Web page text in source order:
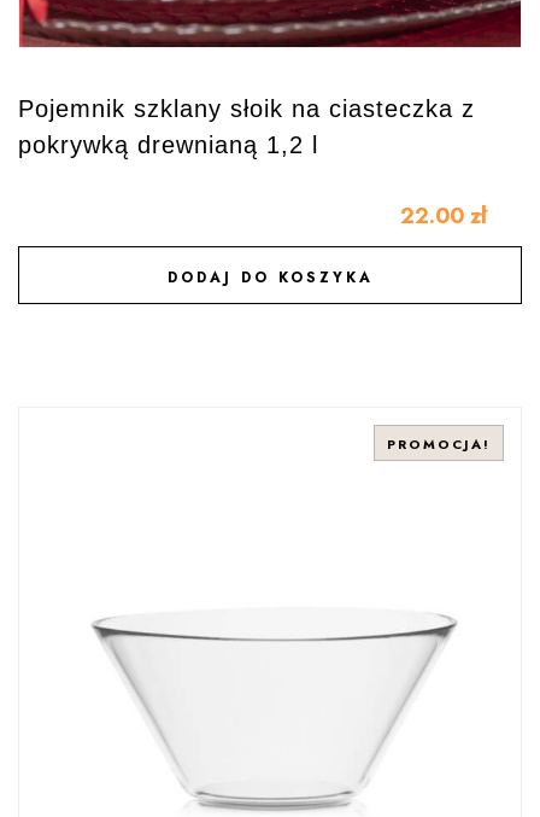
Pojemnik szklany słoik na ciasteczka z
pokrywką drewnianą 1,2 l
22.00 zł
DODAJ DO KOSZYKA
DODAJ DO ULUBIONYCH
PROMOCJA!